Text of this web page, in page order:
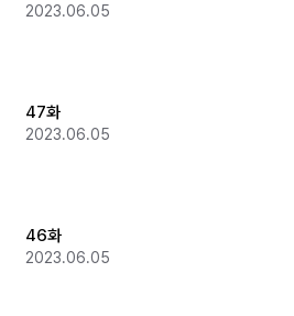
2023.06.05
47화
2023.06.05
46화
2023.06.05